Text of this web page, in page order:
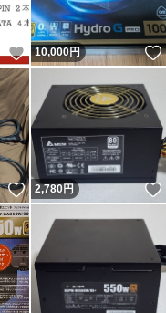
いいね！
10,000円
いいね！
2,780円